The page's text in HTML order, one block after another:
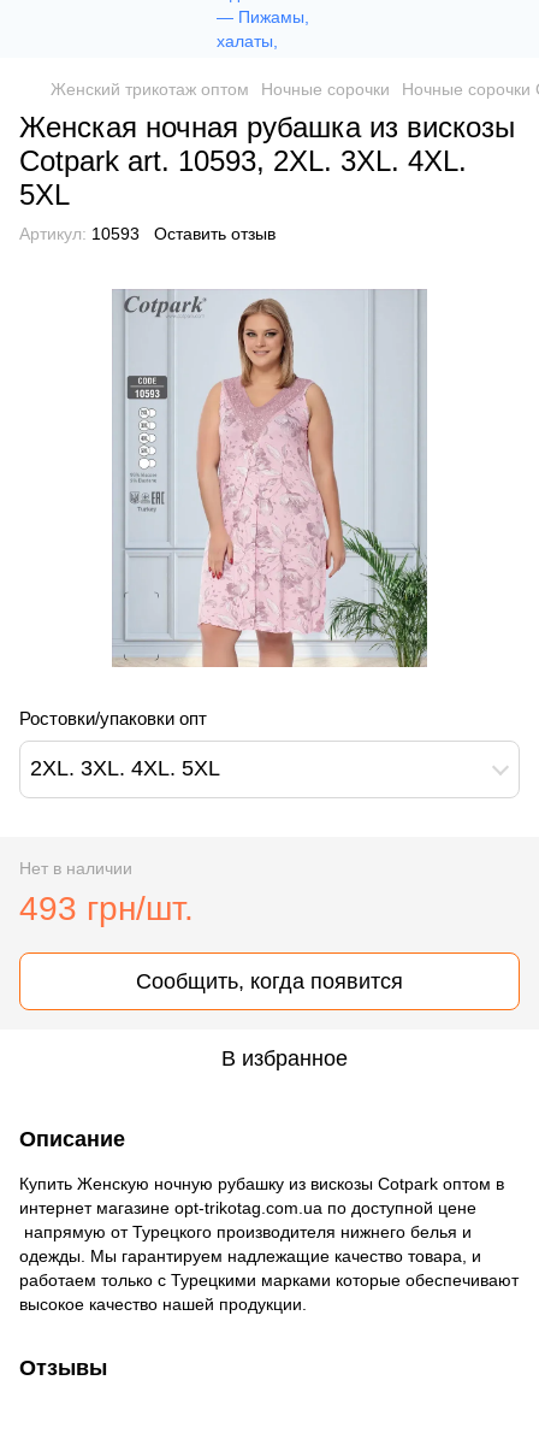
Женский трикотаж оптом Ночные сорочки Ночные сорочки
Женская ночная рубашка из вискозы
Сotpark art. 10593, 2XL. 3XL. 4XL.
5XL
Артикул: 10593 Оставить отзыв
Ростовки/упаковки опт
2XL. 3XL. 4XL. 5XL
Нет в наличии
493 грн/шт.
Сообщить, когда появится
В избранное
Описание
Купить Женскую ночную рубашку из вискозы Сotpark оптом в
интернет магазине opt-trikotag.com.ua по доступной цене
напрямую от Турецкого производителя нижнего белья и
одежды. Мы гарантируем надлежащие качество товара, и
работаем только с Турецкими марками которые обеспечивают
высокое качество нашей продукции.
Отзывы